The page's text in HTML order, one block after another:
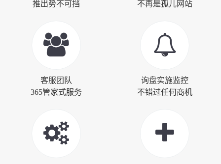
推出势不可挡 不再是孤儿网站
客服团队
365管家式服务
询盘实施监控
不错过任何商机